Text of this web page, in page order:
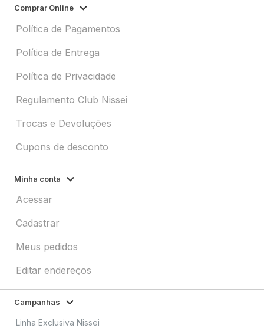
Comprar Online
Política de Pagamentos
Política de Entrega
Política de Privacidade
Regulamento Club Nissei
Trocas e Devoluções
Cupons de desconto
Minha conta
Acessar
Cadastrar
Meus pedidos
Editar endereços
Campanhas
Linha Exclusiva Nissei